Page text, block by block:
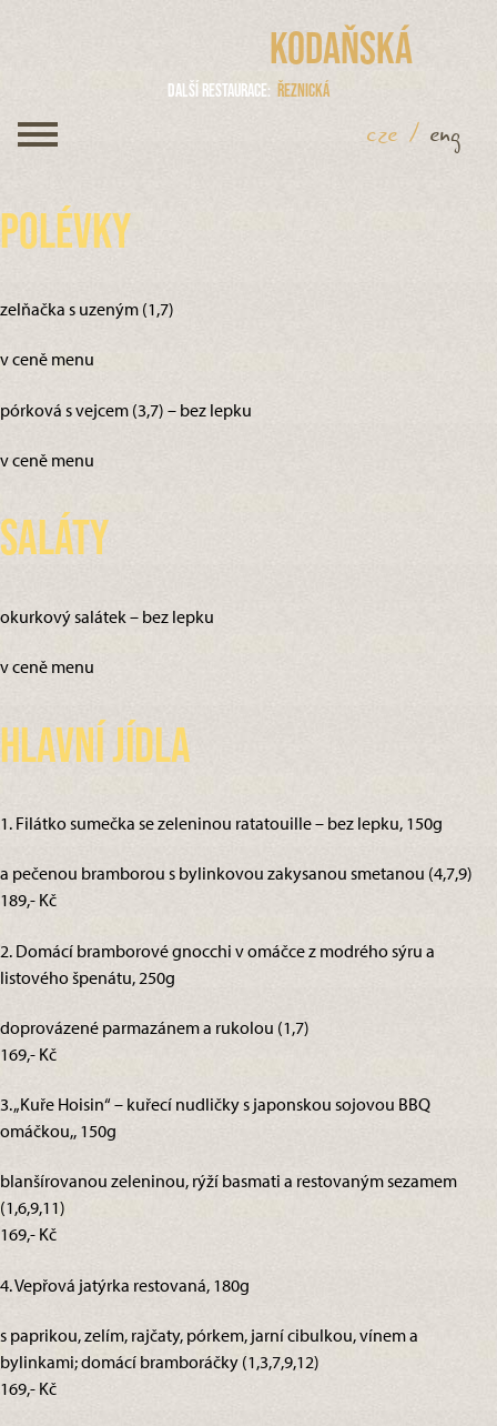
Kodaňská
Další restaurace Řeznická
cze / eng
Polévky
zelňačka s uzeným (1,7)
v ceně menu
pórková s vejcem (3,7) – bez lepku
v ceně menu
Saláty
okurkový salátek – bez lepku
v ceně menu
Hlavní jídla
1. Filátko sumečka se zeleninou ratatouille – bez lepku, 150g
a pečenou bramborou s bylinkovou zakysanou smetanou (4,7,9)
189,- Kč
2. Domácí bramborové gnocchi v omáčce z modrého sýru a
listového špenátu, 250g
doprovázené parmazánem a rukolou (1,7)
169,- Kč
3. „Kuře Hoisin“ – kuřecí nudličky s japonskou sojovou BBQ
omáčkou,, 150g
blanšírovanou zeleninou, rýží basmati a restovaným sezamem
(1,6,9,11)
169,- Kč
4. Vepřová jatýrka restovaná, 180g
s paprikou, zelím, rajčaty, pórkem, jarní cibulkou, vínem a
bylinkami; domácí bramboráčky (1,3,7,9,12)
169,- Kč